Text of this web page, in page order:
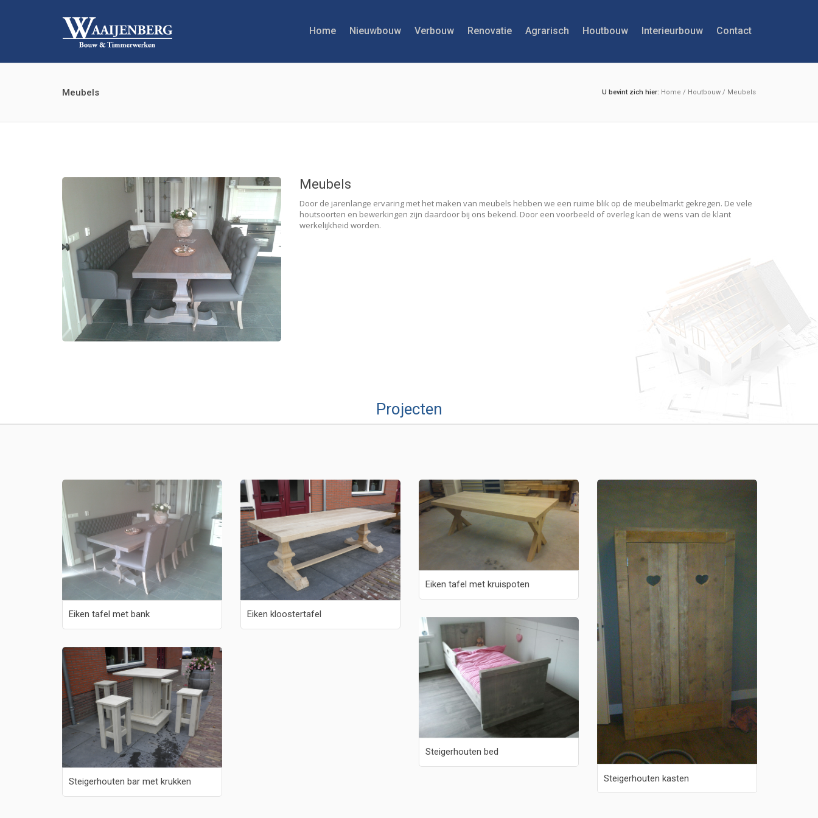
Home Nieuwbouw Verbouw Renovatie Agrarisch Houtbouw Interieurbouw Contact
Meubels U bevint zich hier: Home / Houtbouw / Meubels
Meubels
Door de jarenlange ervaring met het maken van meubels hebben we een ruime blik op de meubelmarkt gekregen. De vele
houtsoorten en bewerkingen zijn daardoor bij ons bekend. Door een voorbeeld of overleg kan de wens van de klant
werkelijkheid worden.
Projecten
Eiken tafel met bank Eiken kloostertafel
Eiken tafel met kruispoten
Steigerhouten kasten
Steigerhouten bed
Steigerhouten bar met krukken